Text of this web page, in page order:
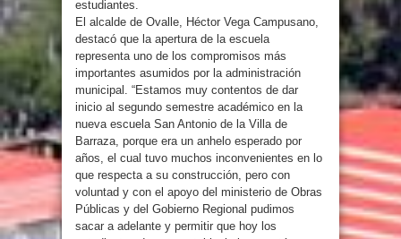
estudiantes.
El alcalde de Ovalle, Héctor Vega Campusano,
destacó que la apertura de la escuela
representa uno de los compromisos más
importantes asumidos por la administración
municipal. “Estamos muy contentos de dar
inicio al segundo semestre académico en la
nueva escuela San Antonio de la Villa de
Barraza, porque era un anhelo esperado por
años, el cual tuvo muchos inconvenientes en lo
que respecta a su construcción, pero con
voluntad y con el apoyo del ministerio de Obras
Públicas y del Gobierno Regional pudimos
sacar a adelante y permitir que hoy los